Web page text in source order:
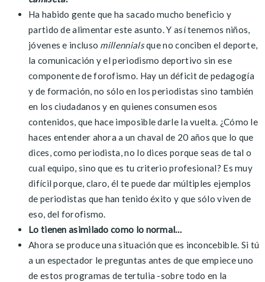
Ha habido gente que ha sacado mucho beneficio y
partido de alimentar este asunto. Y así tenemos niños,
jóvenes e incluso millennialsque no conciben el deporte,
la comunicación y el periodismo deportivo sin ese
componente de forofismo. Hay un déficit de pedagogía
y de formación, no sólo en los periodistas sino también
en los ciudadanos y en quienes consumen esos
contenidos, que hace imposible darle la vuelta. ¿Cómo le
haces entender ahora a un chaval de 20 años que lo que
dices, como periodista, no lo dices porque seas de tal o
cual equipo, sino que es tu criterio profesional? Es muy
difícil porque, claro, él te puede dar múltiples ejemplos
de periodistas que han tenido éxito y que sólo viven de
eso, del forofismo.
Lo tienen asimilado como lo normal…
Ahora se produce una situación que es inconcebible. Si tú
a un espectador le preguntas antes de que empiece uno
de estos programas de tertulia -sobre todo en la